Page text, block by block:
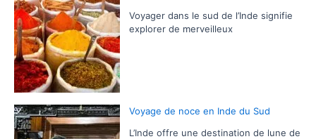
Voyager dans le sud de l’Inde signifie
explorer de merveilleux
Voyage de noce en Inde du Sud
L’Inde offre une destination de lune de